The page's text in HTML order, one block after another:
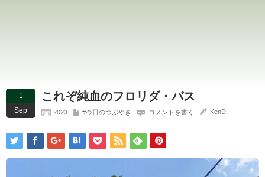
1
Sep
これぞ純血のフロリダ・バス
2023 #今日のつぶやき コメントを書く KenD